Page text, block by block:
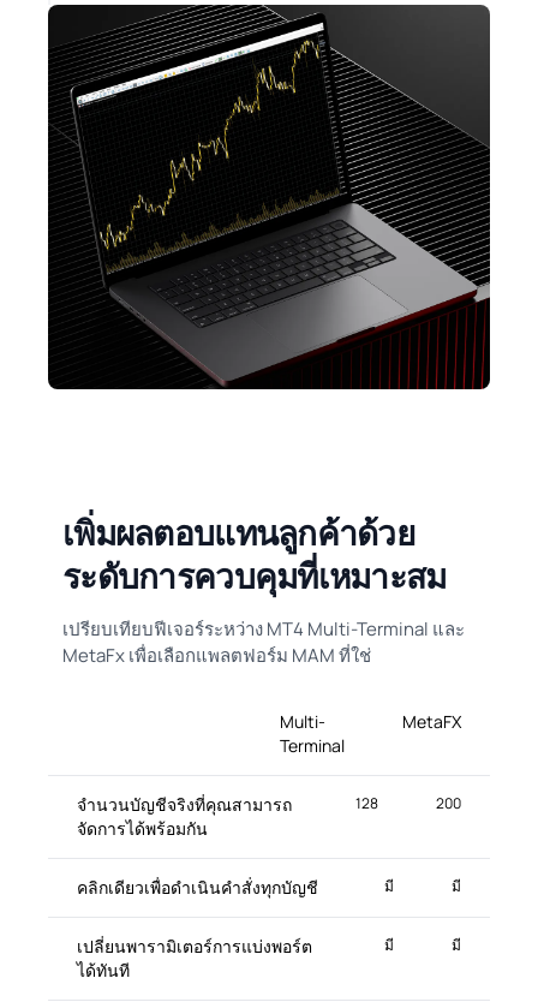
เพิ่มผลตอบแทนลูกค้าด้วย
ระดับการควบคุมที่เหมาะสม
เปรียบเทียบฟีเจอร์ระหว่าง MT4 Multi-Terminal และ
MetaFx เพื่อเลือกแพลตฟอร์ม MAM ที่ใช่
Multi-
Terminal
MetaFX
จำนวนบัญชีจริงที่คุณสามารถ
จัดการได้พร้อมกัน
128 200
คลิกเดียวเพื่อดำเนินคำสั่งทุกบัญชี มี มี
เปลี่ยนพารามิเตอร์การแบ่งพอร์ต
ได้ทันที
มี มี